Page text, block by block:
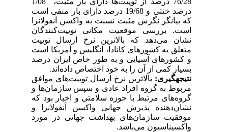
درصد خنثی و 19/68 درصد دارای بار منفی است
که بیانگر نگرش مثبت نسبت به واکسن آنفولانزا
است. بررسی موقعیت مکانی توییت‌کنندگان
نشان می‌دهد که بالاترین نرخ ارسال توییت
متعلق به کشورهای کانادا، انگلیس و آمریکا است
و کشورهای آسیایی و به طور خاص ایران درصد
بسیار کمی از آن را به خود اختصاص داده‌اند.
نتیجه­گیری:بالاترین نرخ ارسال توییت‌های موافق
مربوط به گروه افراد عادی و سپس سازمان‌ها و
گروه‌های مرتبط با حوزه‌ سلامتی و اخبار بود که
نشان‌دهنده‌ پذیرش جهانی واکسن آنفولانزا و
موفقیت سازمان‌های بهداشت جهانی در مورد
واکسیناسیون می‌باشد.